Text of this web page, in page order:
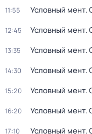
11:55 Условный мент.
12:45 Условный мент.
13:35 Условный мент.
14:30 Условный мент.
15:20 Условный мент.
16:20 Условный мент.
17:10 Условный мент.